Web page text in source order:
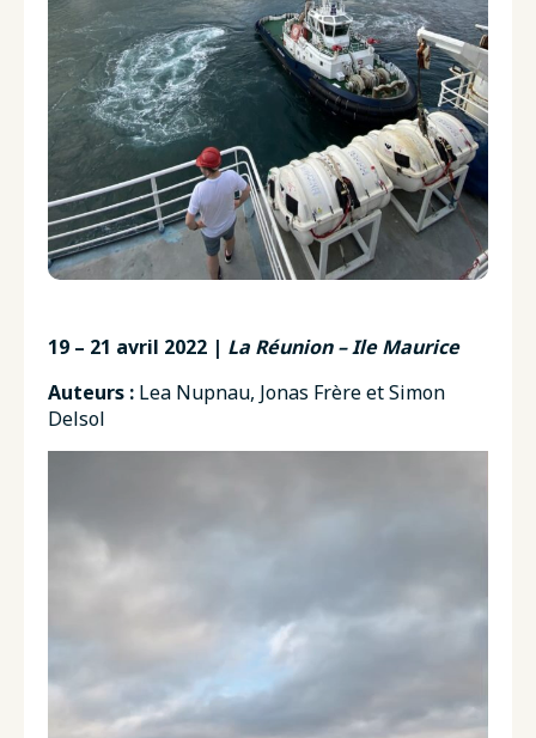
19 – 21 avril 2022 | La Réunion – Ile Maurice
Auteurs : Lea Nupnau, Jonas Frère et Simon
Delsol